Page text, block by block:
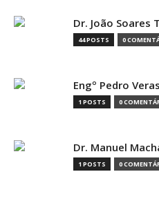
Dr. João Soares
44 POSTS 0
Engº Pedro Veras
1 POSTS 0
Dr. Manuel
1 POSTS 0